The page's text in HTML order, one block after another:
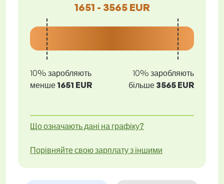
1651 - 3565 EUR
10% заробляють
менше 1651 EUR
10% заробляють
більше 3565 EUR
Що означають дані на графіку?
Порівняйте свою зарплату з іншими